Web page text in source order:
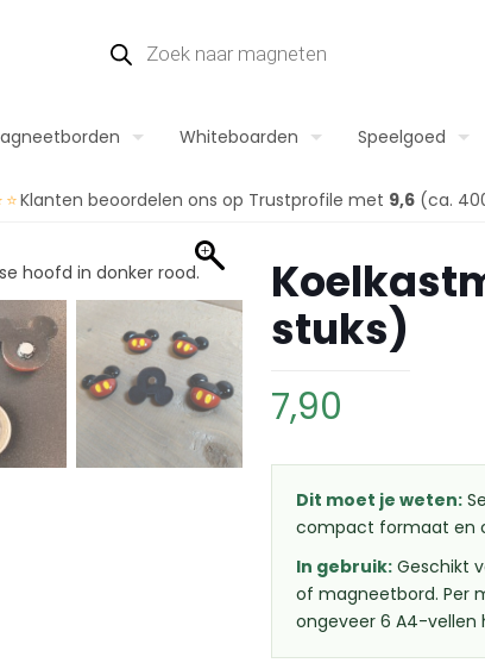
Whiteboarden Speelgoed
Klanten beoordelen ons op Trustprofile met 9,6(ca.
stuks)
7,90
Dit moet je weten:
compact formaat en
In gebruik: Geschikt
of magneetbord. Per
ongeveer 6 A4-vellen